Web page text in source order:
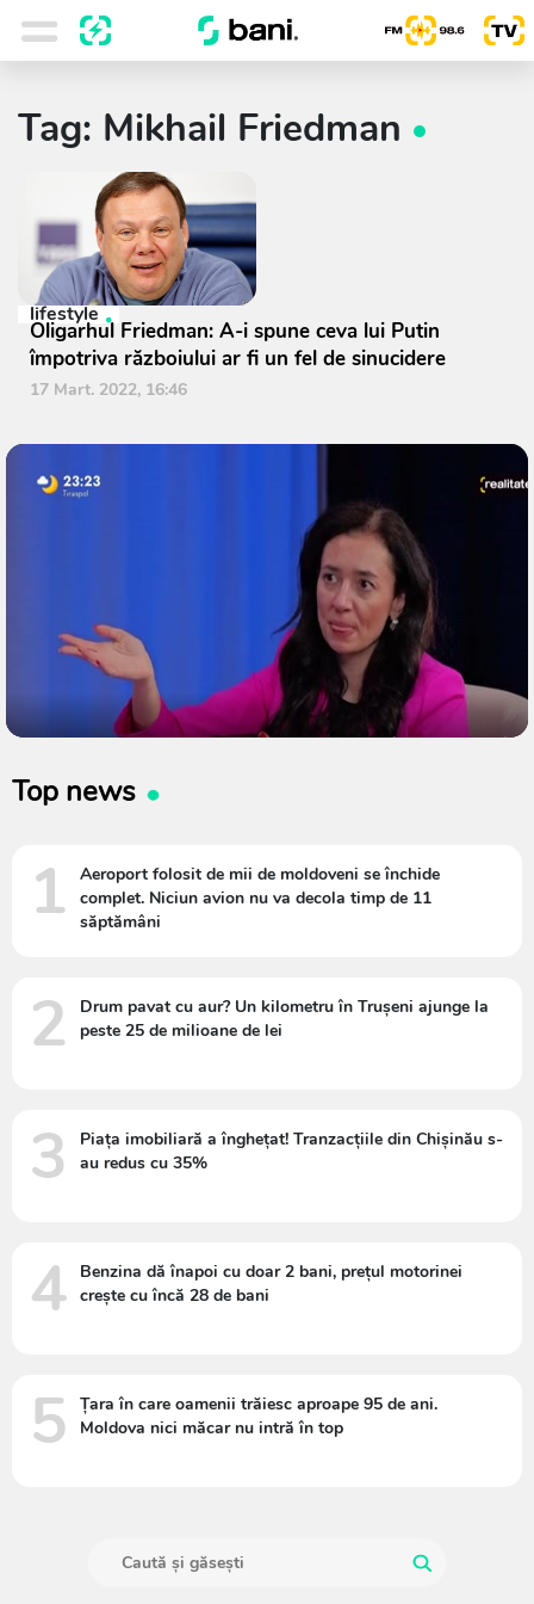
Tag: Mikhail Friedman
lifestyle
Oligarhul Friedman: A-i spune ceva lui Putin
împotriva războiului ar fi un fel de sinucidere
17 Mart. 2022, 16:46
Top news
1
Aeroport folosit de mii de moldoveni se închide
complet. Niciun avion nu va decola timp de 11
săptămâni
2
Drum pavat cu aur? Un kilometru în Trușeni ajunge la
peste 25 de milioane de lei
3
Piața imobiliară a înghețat! Tranzacțiile din Chișinău s-
au redus cu 35%
4
Benzina dă înapoi cu doar 2 bani, prețul motorinei
crește cu încă 28 de bani
5
Țara în care oamenii trăiesc aproape 95 de ani.
Moldova nici măcar nu intră în top